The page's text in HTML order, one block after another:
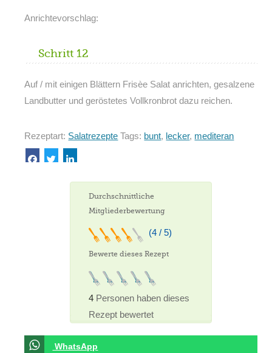
Anrichtevorschlag:
Schritt 12
Auf / mit einigen Blättern Frisèe Salat anrichten, gesalzene
Landbutter und geröstetes Vollkronbrot dazu reichen.
Rezeptart: Salatrezepte Tags: bunt, lecker, mediteran
Durchschnittliche
Mitgliederbewertung
(4 / 5)
Bewerte dieses Rezept
4 Personen haben dieses
Rezept bewertet
WhatsApp